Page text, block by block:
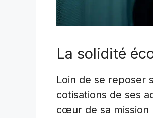
La solidité
Loin de se reposer
cotisations de ses
cœur de sa mission